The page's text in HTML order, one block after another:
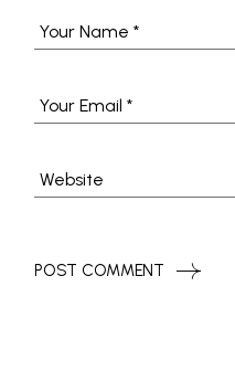
POST COMMENT